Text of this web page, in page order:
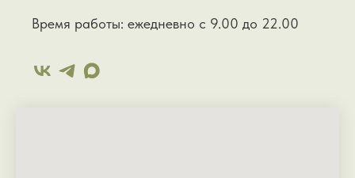
Время работы: ежедневно с 9.00 до 22.00